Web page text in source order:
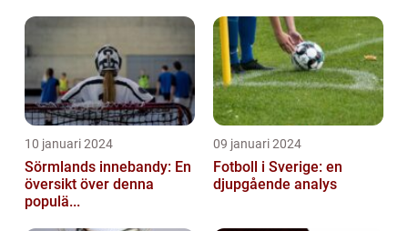
10 januari 2024
Sörmlands innebandy: En
översikt över denna
populä...
09 januari 2024
Fotboll i Sverige: en
djupgående analys